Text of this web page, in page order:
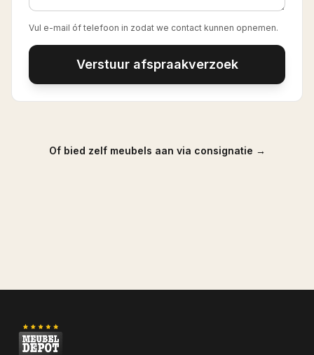
Vul e-mail óf telefoon in zodat we contact kunnen opnemen.
Verstuur afspraakverzoek
Of bied zelf meubels aan via consignatie →